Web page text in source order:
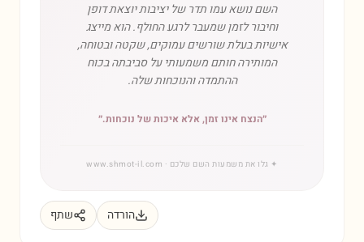
השם נושא עמו תדר של יציבות יוצאת דופן
וחיבור לזמן שמעבר לרגע החולף. הוא מייצג
אישיות בעלת שורשים עמוקים, שקטה ובטוחה,
המותירה חותם משמעותי על סביבתה בכוח
ההתמדה והנוכחות שלה.
״הנצח אינו זמן, אלא איכות של נוכחות.״
✦ גלו את משמעות השם שלכם · www.shmot-il.com
הורדה שתף